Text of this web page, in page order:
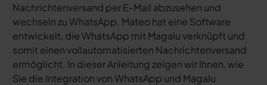
Nachrichtenversand per E-Mail abzusehen und
wechseln zu WhatsApp. Mateo hat eine Software
entwickelt, die WhatsApp mit Magalu verknüpft und
somit einen vollautomatisierten Nachrichtenversand
ermöglicht. In dieser Anleitung zeigen wir Ihnen, wie
Sie die Integration von WhatsApp und Magalu